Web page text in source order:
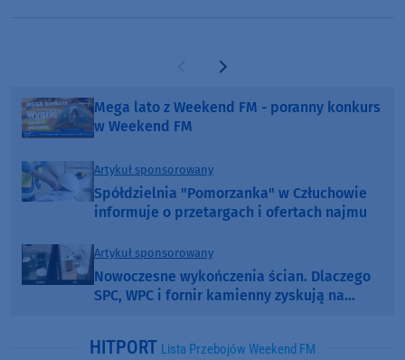
Poprzednia strona
Następna strona
Mega lato z Weekend FM - poranny konkurs
w Weekend FM
Artykuł sponsorowany
Spółdzielnia "Pomorzanka" w Człuchowie
informuje o przetargach i ofertach najmu
Artykuł sponsorowany
Nowoczesne wykończenia ścian. Dlaczego
SPC, WPC i fornir kamienny zyskują na
HITPORT Lista Przebojów Weekend FM